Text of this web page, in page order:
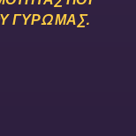
ΓΎΡΩ ΜΑΣ.